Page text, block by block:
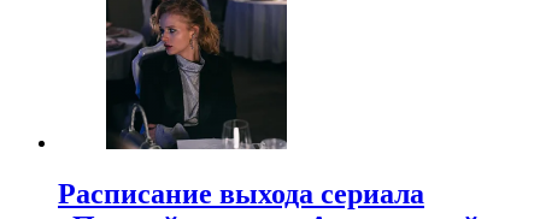
Расписание выхода сериала